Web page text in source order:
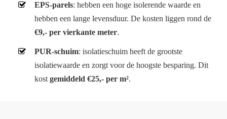
EPS-parels: hebben een hoge isolerende waarde en
hebben een lange levensduur. De kosten liggen rond de
€9,- per vierkante meter.
PUR-schuim: isolatieschuim heeft de grootste
isolatiewaarde en zorgt voor de hoogste besparing. Dit
kostgemiddeld €25,- per m².